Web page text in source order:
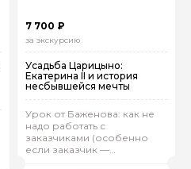
7 700 ₽
за экскурсию
Усадьба Царицыно:
Екатерина II и история
несбывшейся мечты
Урок от Баженова: как не
надо работать с
заказчиками (особенно
если заказчик —